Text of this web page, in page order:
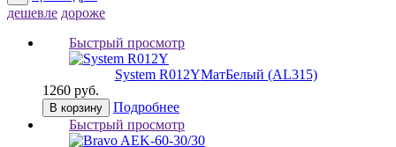
дешевле дороже
Быстрый просмотр
System R012YМатБелый (AL315)
1260 руб.
В корзину
Подробнее
Быстрый просмотр